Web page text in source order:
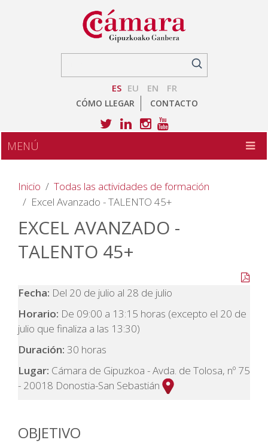
ES EU EN FR
CÓMO LLEGAR CONTACTO
MENÚ
Inicio
Todas las actividades de formación
Excel Avanzado - TALENTO 45+
EXCEL AVANZADO -
TALENTO 45+
Fecha: Del 20 de julio al 28 de julio
Horario: De 09:00 a 13:15 horas (excepto el 20 de
julio que finaliza a las 13:30)
Duración: 30 horas
Lugar: Cámara de Gipuzkoa - Avda. de Tolosa, nº 75
- 20018 Donostia-San Sebastián
OBJETIVO